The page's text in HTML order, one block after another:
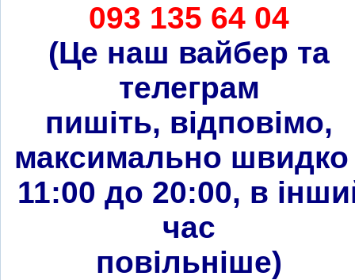
093 135 64 04
(Це наш вайбер та
телеграм
пишіть, відповімо,
максимально швидко
11:00 до 20:00, в
час
повільніше)